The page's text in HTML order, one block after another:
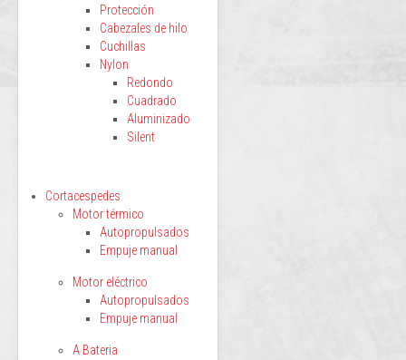
Protección
Cabezales de hilo
Cuchillas
Nylon
Redondo
Cuadrado
Aluminizado
Silent
Cortacespedes
Motor térmico
Autopropulsados
Empuje manual
Motor eléctrico
Autopropulsados
Empuje manual
A Bateria